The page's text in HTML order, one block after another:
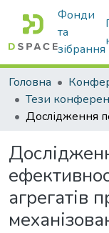
Фонди
та
зібрання
Головна
Тези
агрегатів